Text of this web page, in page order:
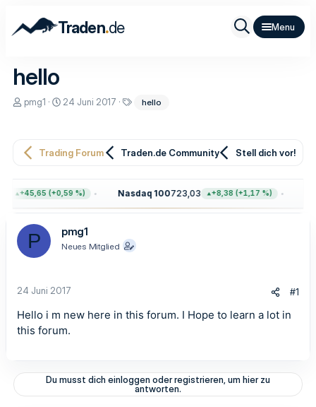
Traden.de
hello
E
r
l
r
pmg1
E
l
a
m
24 Juni 2017
g
r
hello
Trading Forum Traden.de Community Stell dich vor!
+45,65 (+0,59 %) Nasdaq 100723,03 +8,38 (+1,17 %)
P pmg1
Neues Mitglied
24 Juni 2017 #1
Hello i m new here in this forum. I Hope to learn a lot in
this forum.
Du musst dich einloggen oder registrieren, um hier zu
antworten.